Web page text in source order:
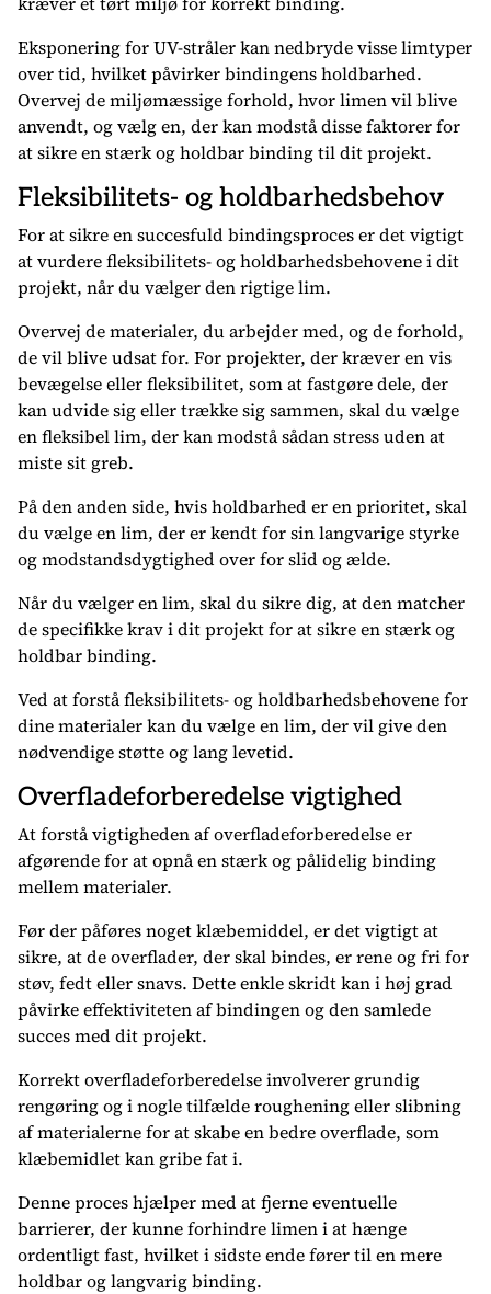
Eksponering for UV-stråler kan nedbryde visse limtyper
over tid, hvilket påvirker bindingens holdbarhed.
Overvej de miljømæssige forhold, hvor limen vil blive
anvendt, og vælg en, der kan modstå disse faktorer for
at sikre en stærk og holdbar binding til dit projekt.
Fleksibilitets- og holdbarhedsbehov
For at sikre en succesfuld bindingsproces er det vigtigt
at vurdere fleksibilitets- og holdbarhedsbehovene i dit
projekt, når du vælger den rigtige lim.
Overvej de materialer, du arbejder med, og de forhold,
de vil blive udsat for. For projekter, der kræver en vis
bevægelse eller fleksibilitet, som at fastgøre dele, der
kan udvide sig eller trække sig sammen, skal du vælge
en fleksibel lim, der kan modstå sådan stress uden at
miste sit greb.
På den anden side, hvis holdbarhed er en prioritet, skal
du vælge en lim, der er kendt for sin langvarige styrke
og modstandsdygtighed over for slid og ælde.
Når du vælger en lim, skal du sikre dig, at den matcher
de specifikke krav i dit projekt for at sikre en stærk og
holdbar binding.
Ved at forstå fleksibilitets- og holdbarhedsbehovene for
dine materialer kan du vælge en lim, der vil give den
nødvendige støtte og lang levetid.
Overfladeforberedelse vigtighed
At forstå vigtigheden af overfladeforberedelse er
afgørende for at opnå en stærk og pålidelig binding
mellem materialer.
Før der påføres noget klæbemiddel, er det vigtigt at
sikre, at de overflader, der skal bindes, er rene og fri for
støv, fedt eller snavs. Dette enkle skridt kan i høj grad
påvirke effektiviteten af bindingen og den samlede
succes med dit projekt.
Korrekt overfladeforberedelse involverer grundig
rengøring og i nogle tilfælde roughening eller slibning
af materialerne for at skabe en bedre overflade, som
klæbemidlet kan gribe fat i.
Denne proces hjælper med at fjerne eventuelle
barrierer, der kunne forhindre limen i at hænge
ordentligt fast, hvilket i sidste ende fører til en mere
holdbar og langvarig binding.